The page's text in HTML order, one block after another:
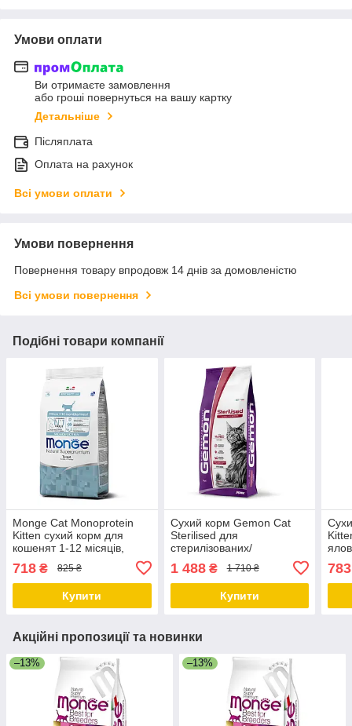
Умови оплати
Ви отримаєте замовлення
або гроші повернуться на вашу картку
Детальніше
Післяплата
Оплата на рахунок
Всі умови оплати
Умови повернення
Повернення товару впродовж 14 днів за домовленістю
Всі умови повернення
Подібні товари компанії
Monge Cat Monoprotein
Kitten сухий корм для
кошенят 1-12 місяців,
вагітних/годуючих кішок із
фореллю 1.5 КГ
718 ₴ 825 ₴
Купити
Сухий корм Gemon Cat
Sterilised для
стерилізованих/
яловичиною 7 кг
1 488₴ 1 710 ₴
Купити
783
Акційні пропозиції та новинки
–13% –13%